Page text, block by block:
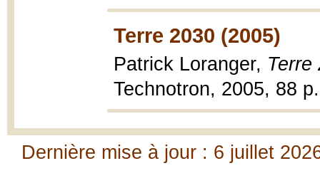
Terre 2030 (2005)
Patrick Loranger, Terre
Technotron, 2005, 88
Dernière mise à jour : 6 juillet